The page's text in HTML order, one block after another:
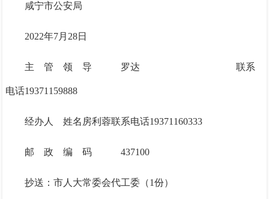
咸宁市公安局
2022年7月 28日
主 管 领 导 罗达 联系
电话19371159888
经办人 姓名 房利蓉联系电话19371160333
邮 政 编 码 437100
抄送：市人大常委会代工委（1份）